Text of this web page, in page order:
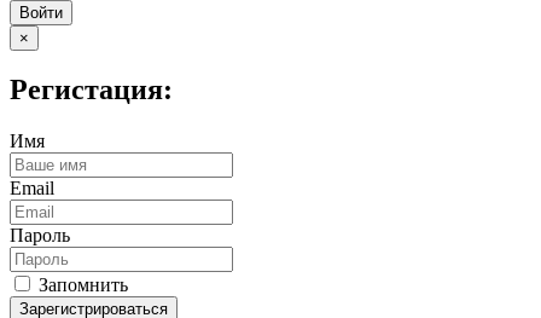
Войти
×
Регистация:
Имя
Email
Пароль
Запомнить
Зарегистрироваться